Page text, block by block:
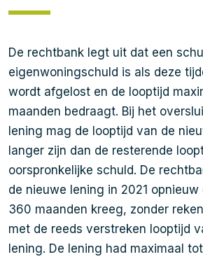
De rechtbank legt uit dat een
eigenwoningschuld is als deze
wordt afgelost en de looptijd
maanden bedraagt. Bij het
lening mag de looptijd van de
langer zijn dan de resterende
oorspronkelijke schuld. De
de nieuwe lening in 2021
360 maanden kreeg, zonder
met de reeds verstreken looptijd
lening. De lening had maximaal